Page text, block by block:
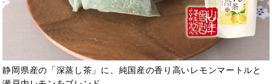
静岡県産の「深蒸し茶」に、純国産の香り高いレモンマートルと